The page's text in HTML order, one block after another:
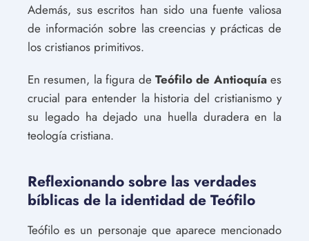
Además, sus escritos han sido una fuente valiosa
de información sobre las creencias y prácticas de
los cristianos primitivos.
En resumen, la figura de Teófilo de Antioquíaes
crucial para entender la historia del cristianismo y
su legado ha dejado una huella duradera en la
teología cristiana.
Reflexionando sobre las verdades
bíblicas de la identidad de Teófilo
Teófilo es un personaje que aparece mencionado